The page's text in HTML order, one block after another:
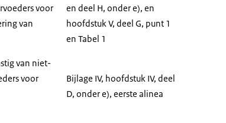
voor
van
en deel H, onder e), en
hoofdstuk V, deel G, punt 1
en Tabel 1
van niet-
voor
Bijlage IV, hoofdstuk IV, deel
D, onder e), eerste alinea